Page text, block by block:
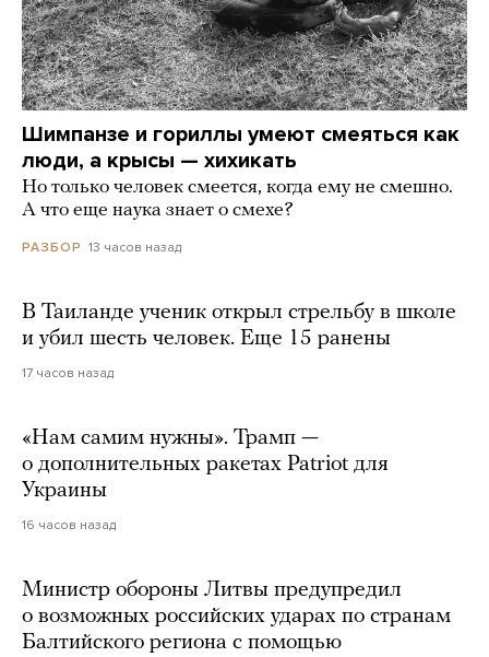
Шимпанзе и гориллы умеют смеяться как
люди, а крысы — хихикать
Но только человек смеется, когда ему не смешно.
А что еще наука знает о смехе?
РАЗБОР 13 часов назад
В Таиланде ученик открыл стрельбу в школе
и убил шесть человек. Еще 15 ранены
17 часов назад
«Нам самим нужны». Трамп —
о дополнительных ракетах Patriot для
Украины
16 часов назад
Министр обороны Литвы предупредил
о возможных российских ударах по странам
Балтийского региона с помощью